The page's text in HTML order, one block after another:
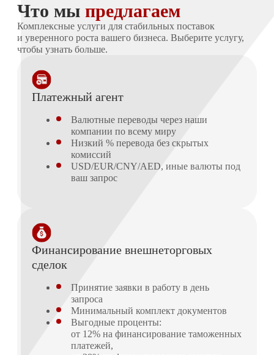
Что мы предлагаем
Комплексные услуги для стабильных поставок
и уверенного роста вашего бизнеса. Выберите услугу,
чтобы узнать больше.
Платежный агент
Валютные переводы через наши
компании по всему миру
Низкий % перевода без скрытых
комиссий
USD/EUR/CNY/AED, иные валюты под
ваш запрос
Финансирование внешнеторговых
сделок
Принятие заявки в работу в день
запроса
Минимальный комплект документов
Выгодные проценты:
от 12% на финансирование таможенных
платежей,